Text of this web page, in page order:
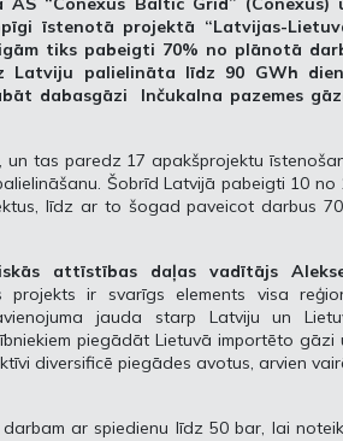
īstenotā projektā “Latvijas-
tiks pabeigti 70% no plānotā
Latviju palielināta līdz 90 GWh
dabasgāzi Inčukalna pazemes
tas paredz 17 apakšprojektu
Šobrīd Latvijā pabeigti 10 no
līdz ar to šogad paveicot darbus
attīstības daļas vadītājs
projekts ir svarīgs elements visa
jauda starp Latviju un
piegādāt Lietuvā importēto gāzi
diversificē piegādes avotus, arvien
ar spiedienu līdz 50 bar, lai